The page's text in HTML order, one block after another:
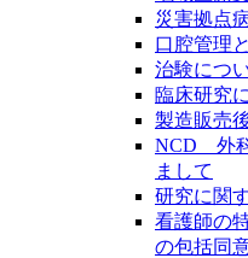
災害拠点
口腔管理
治験につ
臨床研究
製造販売
NCD 外
まして
研究に関
看護師の
の包括同